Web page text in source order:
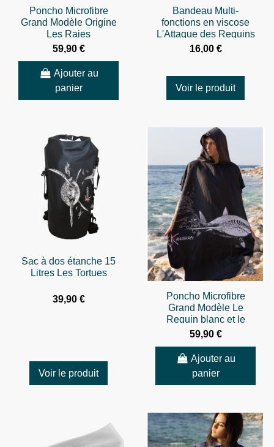
Poncho Microfibre
Grand Modèle Origine
Les Raies
59,90 €
Ajouter au
panier
Bandeau Multi-
fonctions en viscose
L'Attaque des Requins
16,00 €
Voir le produit
Sac à dos étanche 15
Litres Les Tortues
39,90 €
Voir le produit
Poncho Microfibre
Grand Modèle Le
Requin blanc et le
Plongeur
59,90 €
Ajouter au
panier